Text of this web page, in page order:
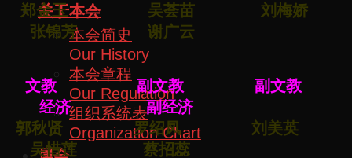
关于本会
本会简史
Our History
本会章程
Our Regulation
组织系统表
Organization Chart
郑金玉 吴荟苗 刘梅娇
张锦芳 谢广云
文教 副文教 副文教
经济 副经济
郭秋贤 罗绍凤 刘美英
吴惜莲 蔡招蕊